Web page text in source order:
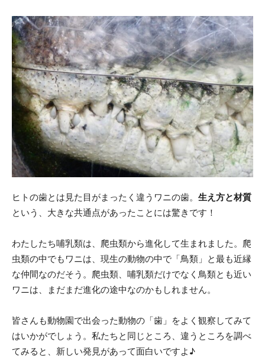
ヒトの歯とは見た目がまったく違うワニの歯。 生え方と材質
という、大きな共通点があったことには驚きです！
わたしたち哺乳類は、爬虫類から進化して生まれました。爬
虫類の中でもワニは、現生の動物の中で「鳥類」と最も近縁
な仲間なのだそう。爬虫類、哺乳類だけでなく鳥類とも近い
ワニは、まだまだ進化の途中なのかもしれません。
皆さんも動物園で出会った動物の「歯」をよく観察してみて
はいかがでしょう。私たちと同じところ、違うところを調べ
てみると、新しい発見があって面白いですよ♪